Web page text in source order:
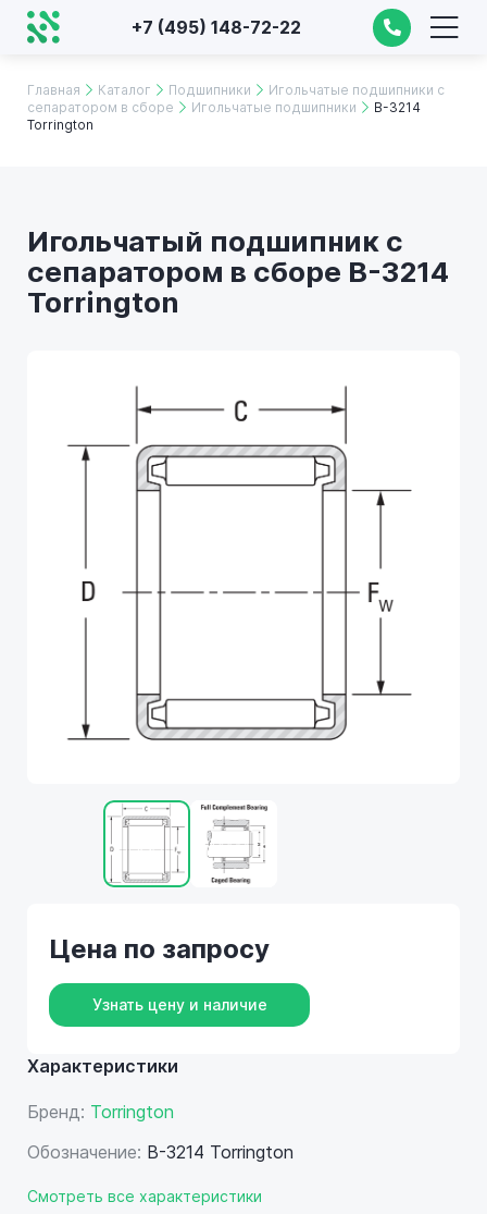
+7 (495) 148-72-22
Главная Каталог Подшипники
Игольчатые подшипники с
сепаратором в сборе
Игольчатые подшипники
B-3214
Torrington
Игольчатый подшипник с
сепаратором в сборе B-3214
Torrington
Характеристики
Бренд: Torrington
Обозначение: B-3214 Torrington
Смотреть все характеристики
Цена по запросу
Узнать цену и наличие